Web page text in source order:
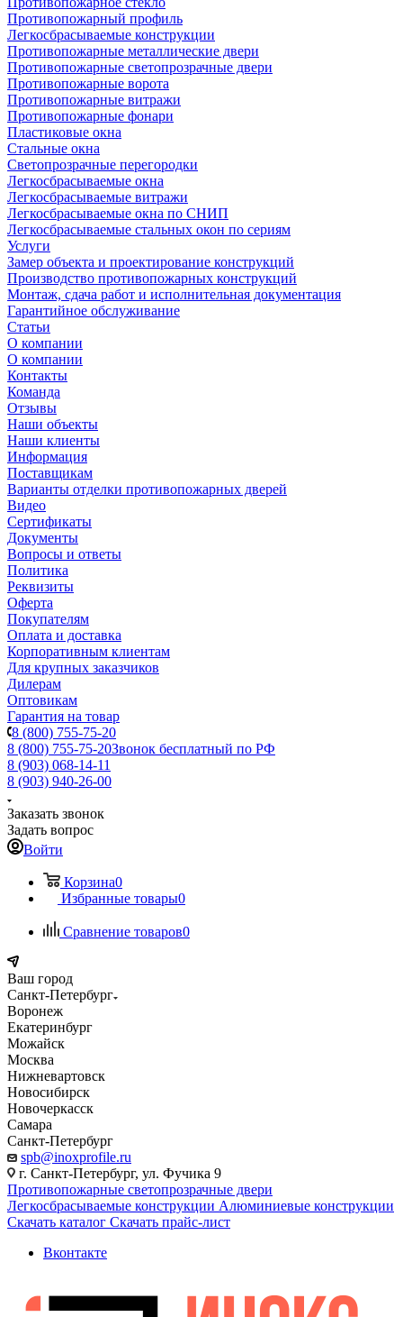
Противопожарный профиль
Легкосбрасываемые конструкции
Противопожарные металлические двери
Противопожарные светопрозрачные двери
Противопожарные ворота
Противопожарные витражи
Противопожарные фонари
Пластиковые окна
Стальные окна
Светопрозрачные перегородки
Легкосбрасываемые окна
Легкосбрасываемые витражи
Легкосбрасываемые окна по СНИП
Легкосбрасываемые стальных окон по сериям
Услуги
Замер объекта и проектирование конструкций
Производство противопожарных конструкций
Монтаж, сдача работ и исполнительная документация
Гарантийное обслуживание
Статьи
О компании
О компании
Контакты
Команда
Отзывы
Наши объекты
Наши клиенты
Информация
Поставщикам
Варианты отделки противопожарных дверей
Видео
Сертификаты
Документы
Вопросы и ответы
Политика
Реквизиты
Оферта
Покупателям
Оплата и доставка
Корпоративным клиентам
Для крупных заказчиков
Дилерам
Оптовикам
Гарантия на товар
8 (800) 755-75-20
8 (800) 755-75-20Звонок бесплатный по РФ
8 (903) 068-14-11
8 (903) 940-26-00
Заказать звонок
Задать вопрос
Войти
Корзина0
Избранные товары0
Сравнение товаров0
Ваш город
Санкт-Петербург
Воронеж
Екатеринбург
Можайск
Москва
Нижневартовск
Новосибирск
Новочеркасск
Самара
Санкт-Петербург
spb@inoxprofile.ru
г. Санкт-Петербург, ул. Фучика 9
Противопожарные светопрозрачные двери
Легкосбрасываемые конструкции Алюминиевые конструкции
Скачать каталог Скачать прайс-лист
Вконтакте